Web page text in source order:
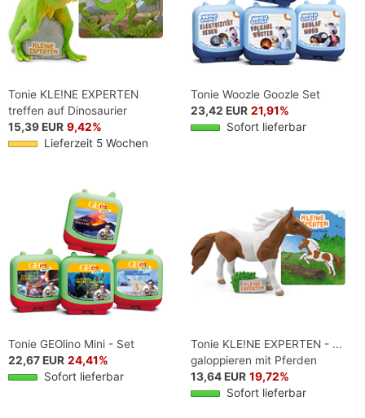
Tonie KLE!NE EXPERTEN
treffen auf Dinosaurier
15,39 EUR 9,42%
Lieferzeit 5 Wochen
Tonie Woozle Goozle Set
23,42 EUR 21,91%
Sofort lieferbar
Tonie GEOlino Mini - Set
22,67 EUR 24,41%
Sofort lieferbar
Tonie KLE!NE EXPERTEN - ...
galoppieren mit Pferden
13,64 EUR 19,72%
Sofort lieferbar